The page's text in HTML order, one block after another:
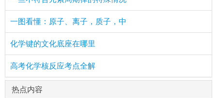
一图看懂：原子、离子，质子，中
化学键的文化底座在哪里
高考化学核反应考点全解
热点内容